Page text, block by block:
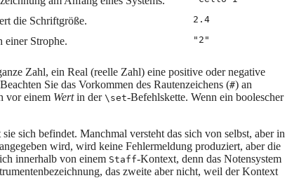
die Schriftgröße. 2.4
einer Strophe. "2"
Zahl, ein Real (reelle Zahl) eine positive oder negative
Sie das Vorkommen des Rautenzeichens (#) an
vor einem Wertin der \set-Befehlskette. Wenn ein boolescher
sich befindet. Manchmal versteht das sich von selbst, aber in
wird, wird keine Fehlermeldung produziert, aber die
innerhalb von einem Staff-Kontext, denn das Notensystem
das zweite aber nicht, weil der Kontext